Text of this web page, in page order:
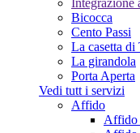
Integrazione
Bicocca
Cento Passi
La casetta di
La girandola
Porta Aperta
Vedi tutt i servizi
Affido
Affido